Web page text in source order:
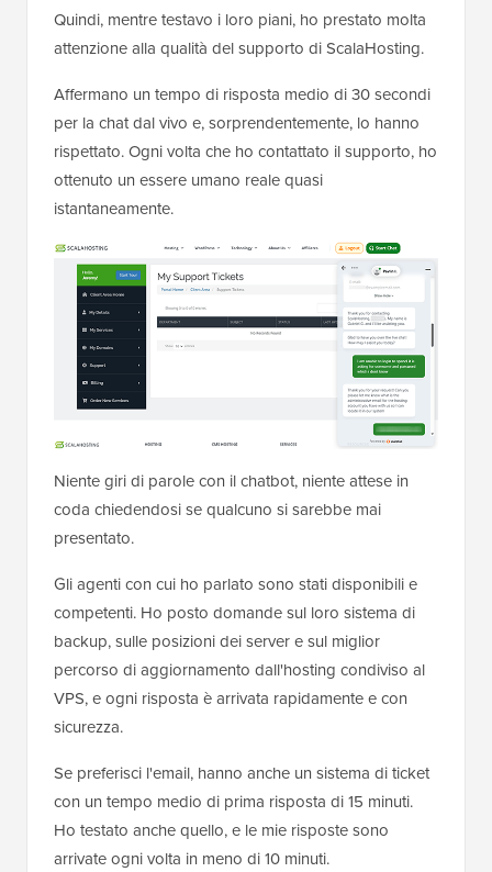
Quindi, mentre testavo i loro piani, ho prestato molta
attenzione alla qualità del supporto di ScalaHosting.
Affermano un tempo di risposta medio di 30 secondi
per la chat dal vivo e, sorprendentemente, lo hanno
rispettato. Ogni volta che ho contattato il supporto, ho
ottenuto un essere umano reale quasi
istantaneamente.
Niente giri di parole con il chatbot, niente attese in
coda chiedendosi se qualcuno si sarebbe mai
presentato.
Gli agenti con cui ho parlato sono stati disponibili e
competenti. Ho posto domande sul loro sistema di
backup, sulle posizioni dei server e sul miglior
percorso di aggiornamento dall'hosting condiviso al
VPS, e ogni risposta è arrivata rapidamente e con
sicurezza.
Se preferisci l'email, hanno anche un sistema di ticket
con un tempo medio di prima risposta di 15 minuti.
Ho testato anche quello, e le mie risposte sono
arrivate ogni volta in meno di 10 minuti.